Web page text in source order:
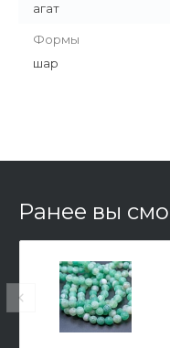
агат
Формы
шар
Ранее вы